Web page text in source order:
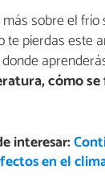
sobre el frío
te pierdas este
cómo
interesar:
en el